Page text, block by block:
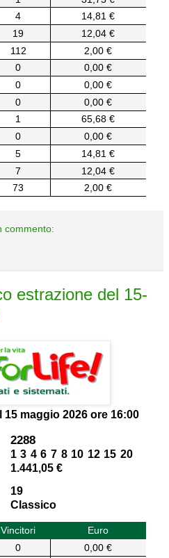
4
14,81 €
19
12,04 €
112
2,00 €
0
0,00 €
0
0,00 €
0
0,00 €
1
65,68 €
0
0,00 €
5
14,81 €
7
12,04 €
73 2,00 €
commento:
estrazione del 15-
15 maggio 2026 ore 16:00
2288
1 3 4 6 7 8 10 12 15 20
1.441,05 €
19
Classico
Vincitori
Euro
0
0,00 €